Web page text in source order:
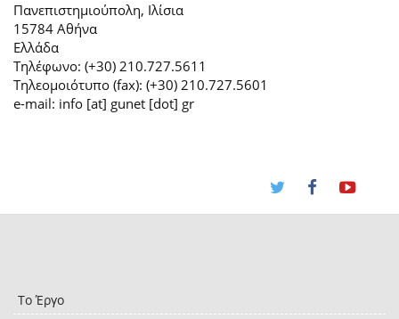
Πανεπιστημιούπολη, Ιλίσια
15784 Αθήνα
Ελλάδα
Τηλέφωνο: (+30) 210.727.5611
Τηλεομοιότυπο (fax): (+30) 210.727.5601
e-mail: info [at] gunet [dot] gr
Το Έργο